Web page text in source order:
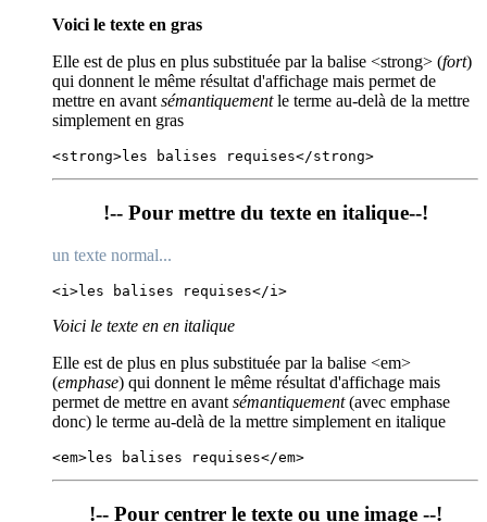
Voici le texte en gras
Elle est de plus en plus substituée par la balise <strong> (fort)
qui donnent le même résultat d'affichage mais permet de
mettre en avantsémantiquementle terme au-delà de la mettre
simplement en gras
<strong>les balises requises</strong>
!-- Pour mettre du texte en italique--!
un texte normal...
<i>les balises requises</i>
Voici le texte en en italique
Elle est de plus en plus substituée par la balise <em>
(emphase) qui donnent le même résultat d'affichage mais
permet de mettre en avant sémantiquement(avec emphase
donc) le terme au-delà de la mettre simplement en italique
<em>les balises requises</em>
!-- Pour centrer le texte ou une image --!